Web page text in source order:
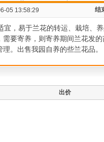
05 13:58:29 结
，易于兰花的转运、栽培、
要寄养，则寄养期间兰花发
。出售我园自养的些兰花品。
出价